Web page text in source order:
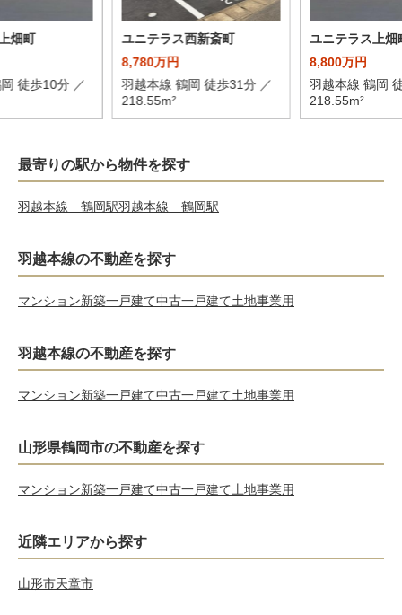
畑町
徒歩10分 ／
ユニテラス西新斎町
8,780万円
羽越本線 鶴岡 徒歩31分 ／
218.55m²
ユニテラス上畑
8,800万円
羽越本線 鶴岡
218.55m²
最寄りの駅から物件を探す
羽越本線 鶴岡駅羽越本線 鶴岡駅
羽越本線の不動産を探す
マンション新築一戸建て中古一戸建て土地事業用
羽越本線の不動産を探す
マンション新築一戸建て中古一戸建て土地事業用
山形県鶴岡市の不動産を探す
マンション新築一戸建て中古一戸建て土地事業用
近隣エリアから探す
山形市天童市